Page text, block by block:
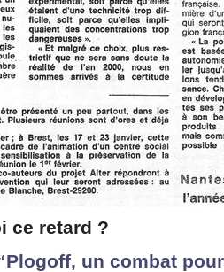
ce retard ?
un combat